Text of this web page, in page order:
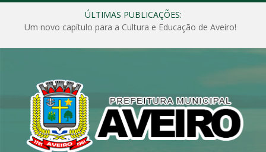
ÚLTIMAS PUBLICAÇÕES:
Um novo capítulo para a Cultura e Educação de Aveiro!